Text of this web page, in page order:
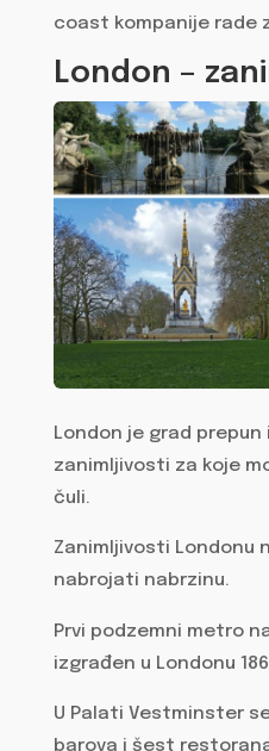
coast kompanije rade
London –
London je grad
zanimljivosti za koje
čuli.
Zanimljivosti Londonu
nabrojati nabrzinu.
Prvi podzemni metro
izgrađen u Londonu
U Palati Vestminster
barova i šest